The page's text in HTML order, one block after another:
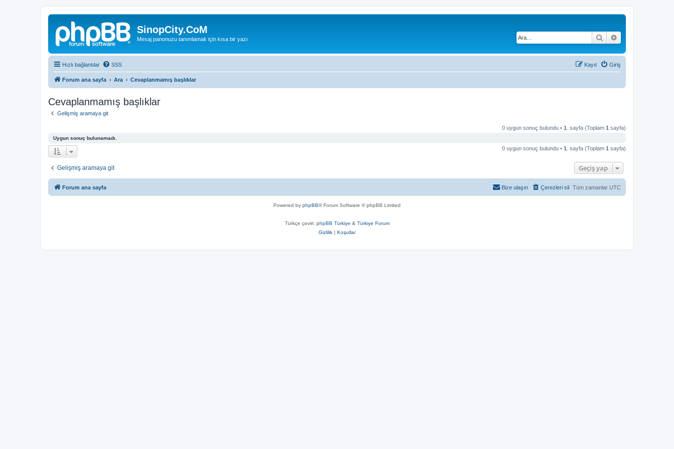
SinopCity.CoM
Mesaj panonuzu tanımlamak için kısa bir yazı Ara
Hızlı bağlantılar SSS Giriş
Kayıt
Forum ana sayfa Ara Cevaplanmamış başlıklar
Cevaplanmamış başlıklar
Gelişmiş aramaya git
0 uygun sonuç bulundu • 1 . sayfa (Toplam 1 sayfa)
Uygun sonuç bulunamadı.
0 uygun sonuç bulundu • 1 . sayfa (Toplam 1 sayfa)
Gelişmiş aramaya git Geçiş yap
Forum ana sayfa Tüm zamanlar UTC
Çerezleri sil
Bize ulaşın
Powered by phpBB® Forum Software © phpBB Limited
Türkçe çeviri: phpBB Türkiye & Türkiye Forum
Gizlilik | Koşullar